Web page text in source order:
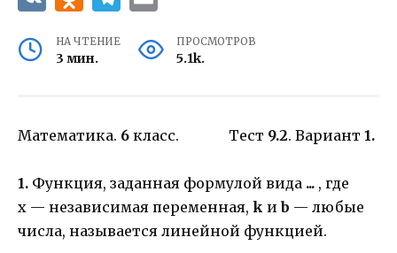
НА ЧТЕНИЕ
3 мин.
ПРОСМОТРОВ
5.1k.
Математика. 6 класс. Тест 9.2. Вариант 1.
1. Функция, заданная формулой вида ... , где
х — независимая переменная, k иb — любые
числа, называется линейной функцией.